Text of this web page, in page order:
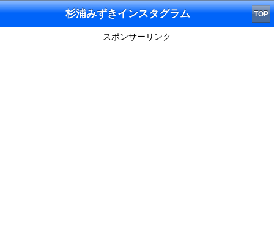
杉浦みずきインスタグラム TOP
スポンサーリンク